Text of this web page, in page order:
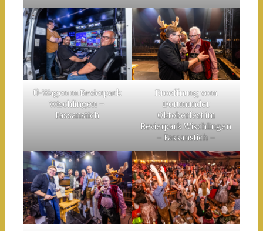
Ü-Wagen m Revierpark
Wischlingen –
Fassanstich
Eroeffnung vom
Dortmunder
Oktoberfest im
Revierpark Wischlingen
– Fassanstich –